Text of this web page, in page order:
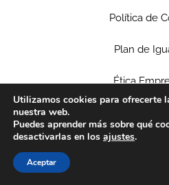
Política de
Plan de
Ética
Utilizamos cookies para ofrecerte
nuestra web.
Puedes aprender más sobre qué
desactivarlas en los ajustes.
Aceptar